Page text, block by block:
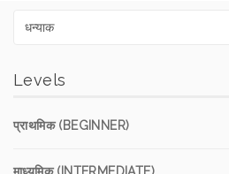
Levels
प्राथमिक (BEGINNER)